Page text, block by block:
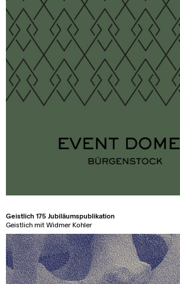
Geistlich 175 Jubiläumspublikation
Geistlich mit Widmer Kohler